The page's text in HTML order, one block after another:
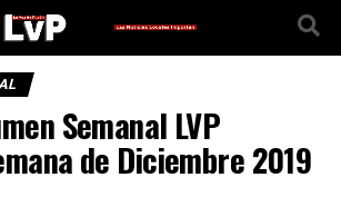
Semanal LVP
de Diciembre 2019